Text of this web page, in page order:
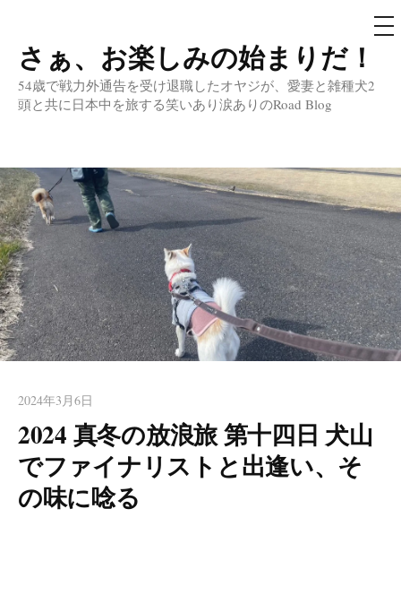
コ
ン
テ
へ
ス
キ
ッ
プ
さぁ、お楽しみの始まりだ！
54歳で戦力外通告を受け退職したオヤジが、愛妻と雑種犬2
頭と共に日本中を旅する笑いあり涙ありのRoad Blog
メ
ニ
2024年3月6日
2024 真冬の放浪旅 第十四日 犬山
でファイナリストと出逢い、そ
の味に唸る